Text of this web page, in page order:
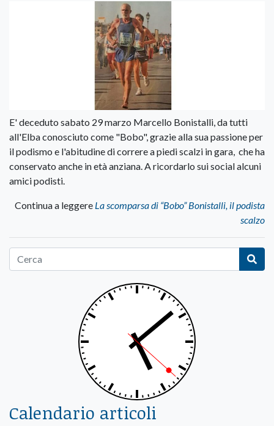
E' deceduto sabato 29 marzo Marcello Bonistalli, da tutti
all'Elba conosciuto come "Bobo", grazie alla sua passione per
il podismo e l'abitudine di correre a piedi scalzi in gara, che ha
conservato anche in età anziana. A ricordarlo sui social alcuni
amici podisti.
Continua a leggere La scomparsa di “Bobo” Bonistalli, il podista
scalzo
Calendario articoli